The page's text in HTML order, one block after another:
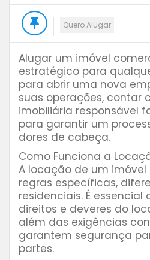
Quero Alugar
Alugar um imóvel
estratégico para
para abrir uma nova
suas operações, contar
imobiliária responsável
para garantir um
dores de cabeça.
Como Funciona a
A locação de um
regras específicas,
residenciais. É essencial
direitos e deveres do
além das exigências
garantem segurança
partes.